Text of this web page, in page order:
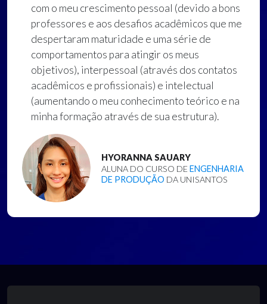
com o meu crescimento pessoal (devido a bons
professores e aos desafios acadêmicos que me
despertaram maturidade e uma série de
comportamentos para atingir os meus
objetivos), interpessoal (através dos contatos
acadêmicos e profissionais) e intelectual
(aumentando o meu conhecimento teórico e na
minha formação através de sua estrutura).
HYORANNA SAUARY
ALUNA DO CURSO DEENGENHARIA
DE PRODUÇÃO DA UNISANTOS